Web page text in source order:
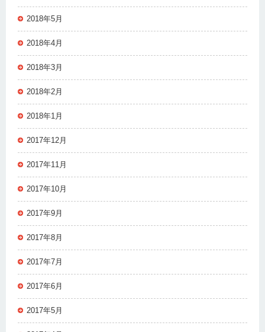
2018年5月
2018年4月
2018年3月
2018年2月
2018年1月
2017年12月
2017年11月
2017年10月
2017年9月
2017年8月
2017年7月
2017年6月
2017年5月